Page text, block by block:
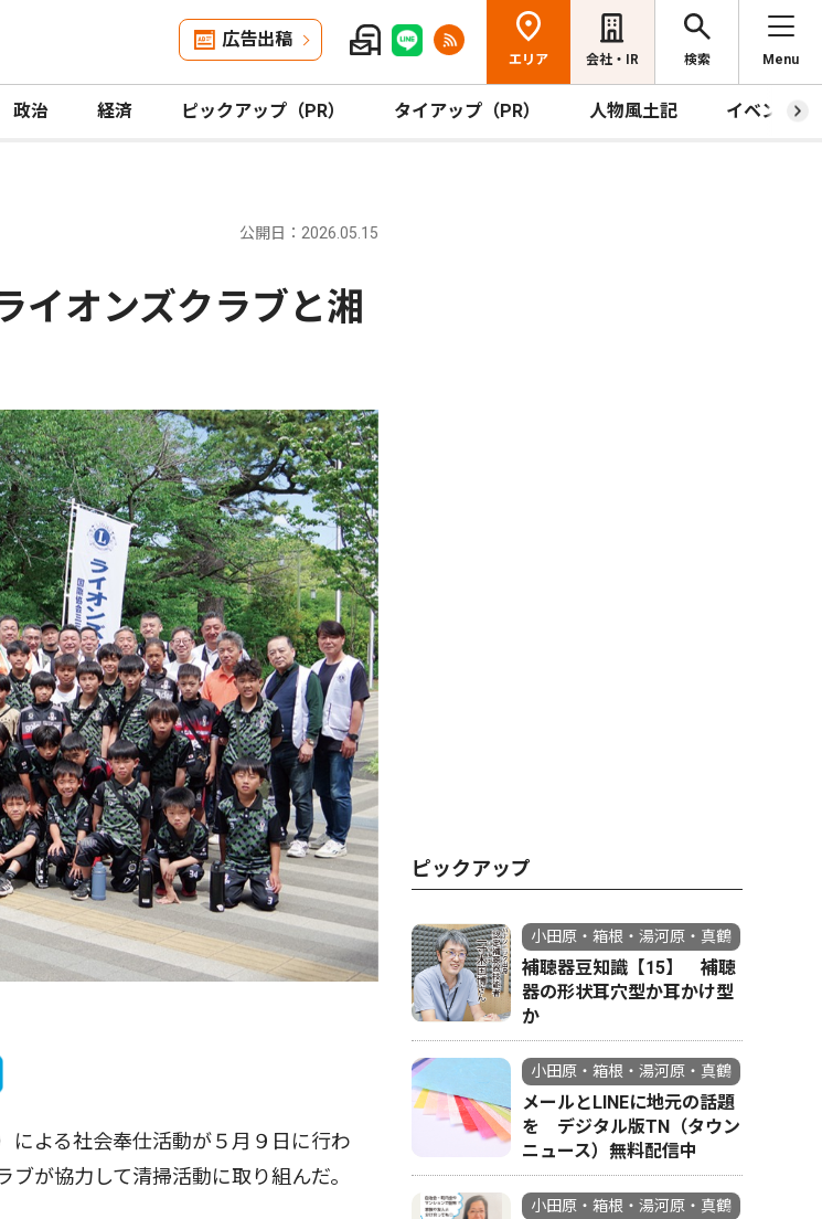
広告出稿
エリア 会社・IR 検索 Menu
政治 経済 ピックアップ（PR） タイアップ（PR） 人物風土記 イベント
公開日：2026.05.15
イオンズクラブと湘
よる社会奉仕活動が５月９日に行わ
が協力して清掃活動に取り組んだ。
ピックアップ
小田原・箱根・湯河原・真鶴
補聴器豆知識【15】 補聴
器の形状耳穴型か耳かけ型
か
小田原・箱根・湯河原・真鶴
メールとLINEに地元の話題
を デジタル版TN（タウン
ニュース）無料配信中
小田原・箱根・湯河原・真鶴